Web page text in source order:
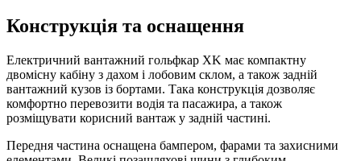
Конструкція та оснащення
Електричний вантажний гольфкар XK має компактну
двомісну кабіну з дахом і лобовим склом, а також задній
вантажний кузов із бортами. Така конструкція дозволяє
комфортно перевозити водія та пасажира, а також
розміщувати корисний вантаж у задній частині.
Передня частина оснащена бампером, фарами та захисними